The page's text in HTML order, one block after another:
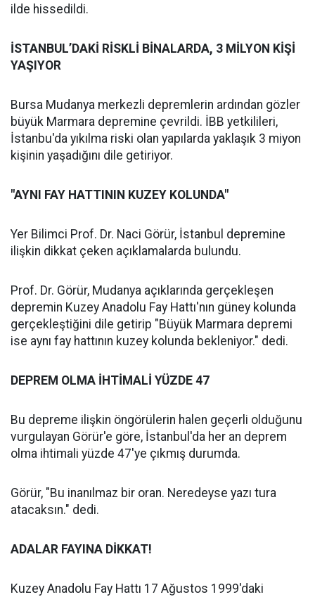
ilde hissedildi.
İSTANBUL’DAKİ RİSKLİ BİNALARDA, 3 MİLYON KİŞİ
YAŞIYOR
Bursa Mudanya merkezli depremlerin ardından gözler
büyük Marmara depremine çevrildi. İBB yetkilileri,
İstanbu'da yıkılma riski olan yapılarda yaklaşık 3 miyon
kişinin yaşadığını dile getiriyor.
"AYNI FAY HATTININ KUZEY KOLUNDA"
Yer Bilimci Prof. Dr. Naci Görür, İstanbul depremine
ilişkin dikkat çeken açıklamalarda bulundu.
Prof. Dr. Görür, Mudanya açıklarında gerçekleşen
depremin Kuzey Anadolu Fay Hattı'nın güney kolunda
gerçekleştiğini dile getirip "Büyük Marmara depremi
ise aynı fay hattının kuzey kolunda bekleniyor." dedi.
DEPREM OLMA İHTİMALİ YÜZDE 47
Bu depreme ilişkin öngörülerin halen geçerli olduğunu
vurgulayan Görür'e göre, İstanbul'da her an deprem
olma ihtimali yüzde 47'ye çıkmış durumda.
Görür, "Bu inanılmaz bir oran. Neredeyse yazı tura
atacaksın." dedi.
ADALAR FAYINA DİKKAT!
Kuzey Anadolu Fay Hattı 17 Ağustos 1999'daki